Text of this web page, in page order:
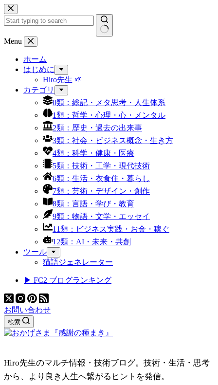
コ
ン
テ
ン
結
Menu
ホーム
はじめに
Hiro先生 🌱
カテゴリ
0類：総記・メタ思考・人生体系
1類：哲学・心理・心・メンタル
2類：歴史・過去の出来事
3類：社会・ビジネス概念・生き方
4類：科学・健康・医療
5類：技術・工学・現代技術
6類：生活・衣食住・暮らし
7類：芸術・デザイン・創作
8類：言語・学び・教育
9類：物語・文学・エッセイ
11類：ビジネス実践・お金・稼ぐ
12類：AI・未来・共創
ツール
猫語ジェネレーター
▶ FC2 ブログランキング
お問い合わせ
検索
Hiro先生のマルチ情報・技術ブログ。技術・生活・思考
から、より良き人生へ繋がるヒントを発信。